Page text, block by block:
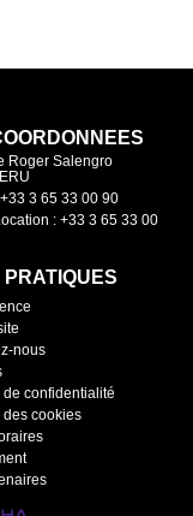
Roger Salengro
3 65 33 00 90
: +33 3 65 33 00
PRATIQUES
nous
de confidentialité
des cookies